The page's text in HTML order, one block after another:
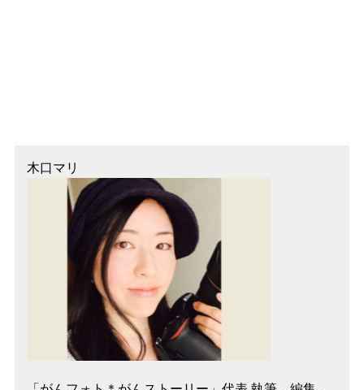
木口マリ